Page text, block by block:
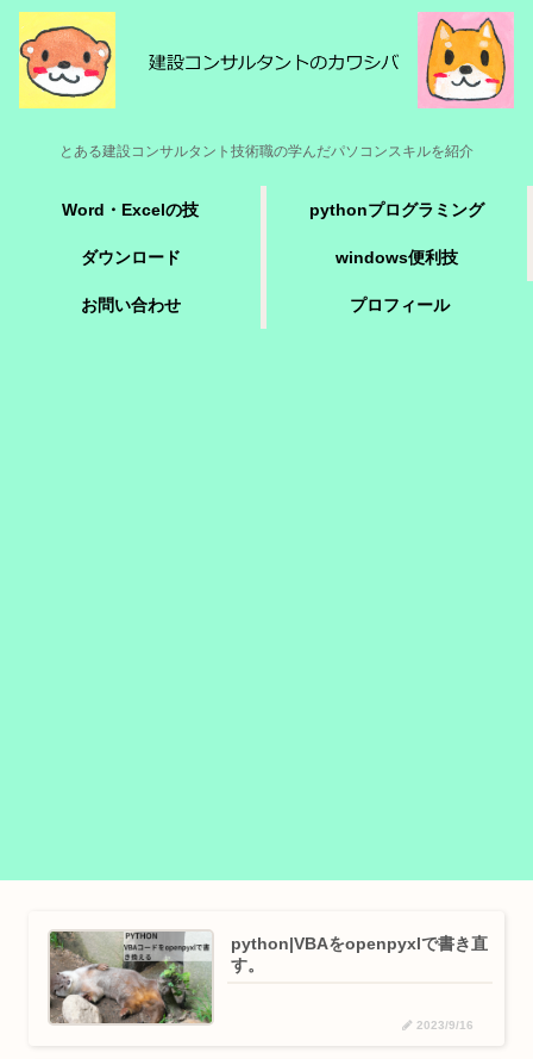
とある建設コンサルタント技術職の学んだパソコンスキルを紹介
Word・Excelの技 pythonプログラミング
ダウンロード windows便利技
お問い合わせ プロフィール
python|VBAをopenpyxlで書き直
す。
2023/9/16